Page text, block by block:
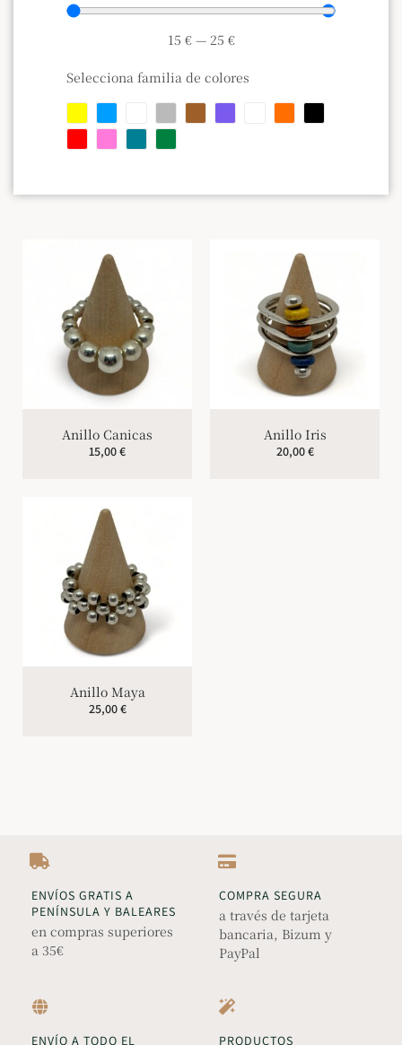
15 €— 25 €
Selecciona familia de colores
Anillo Canicas
15,00€
Anillo Iris
20,00€
Anillo Maya
25,00€
ENVÍOS GRATIS A
PENÍNSULA Y BALEARES
en compras superiores
a 35€
COMPRA SEGURA
a través de tarjeta
bancaria, Bizum y
PayPal
ENVÍO A TODO EL PRODUCTOS